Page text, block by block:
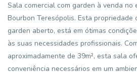
Sala comercial com garden à venda no
Bourbon Teresópolis. Esta propriedade
garden aberto, está em ótimas
às suas necessidades profissionais.
aproximadamente de 39m², esta sala
conveniência necessários em um